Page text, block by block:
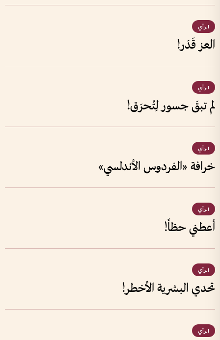
الرأي
العز قَدَر!
الرأي
لم تبقَ جسور لِتُحرَق!
الرأي
خرافة «الفردوس الأندلسي»
الرأي
أعطني حظاً!
الرأي
تحدي البشرية الأخطر!
الرأي